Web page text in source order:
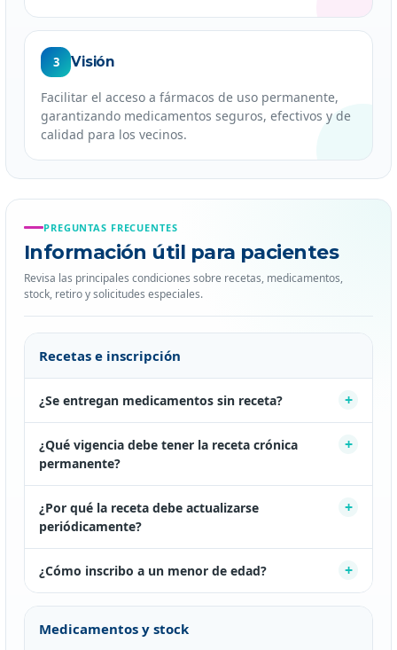
3 Visión
Facilitar el acceso a fármacos de uso permanente,
garantizando medicamentos seguros, efectivos y de
calidad para los vecinos.
PREGUNTAS FRECUENTES
Información útil para pacientes
Revisa las principales condiciones sobre recetas, medicamentos,
stock, retiro y solicitudes especiales.
Recetas e inscripción
¿Se entregan medicamentos sin receta?
¿Qué vigencia debe tener la receta crónica
permanente?
¿Por qué la receta debe actualizarse
periódicamente?
¿Cómo inscribo a un menor de edad?
Medicamentos y stock